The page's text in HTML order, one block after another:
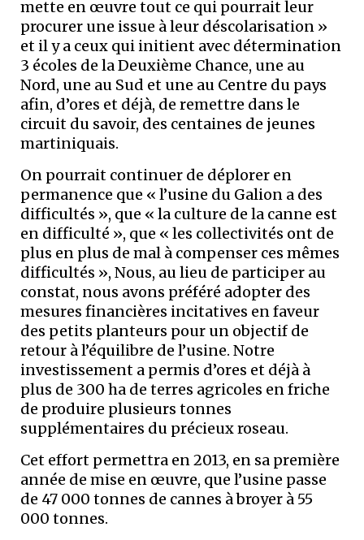
mette en œuvre tout ce qui pourrait leur
procurer une issue à leur déscolarisation »
et il y a ceux qui initient avec détermination
3 écoles de la Deuxième Chance, une au
Nord, une au Sud et une au Centre du pays
afin, d’ores et déjà, de remettre dans le
circuit du savoir, des centaines de jeunes
martiniquais.
On pourrait continuer de déplorer en
permanence que « l’usine du Galion a des
difficultés », que « la culture de la canne est
en difficulté », que « les collectivités ont de
plus en plus de mal à compenser ces mêmes
difficultés », Nous, au lieu de participer au
constat, nous avons préféré adopter des
mesures financières incitatives en faveur
des petits planteurs pour un objectif de
retour à l’équilibre de l’usine. Notre
investissement a permis d’ores et déjà à
plus de 300 ha de terres agricoles en friche
de produire plusieurs tonnes
supplémentaires du précieux roseau.
Cet effort permettra en 2013, en sa première
année de mise en œuvre, que l’usine passe
de 47 000 tonnes de cannes à broyer à 55
000 tonnes.